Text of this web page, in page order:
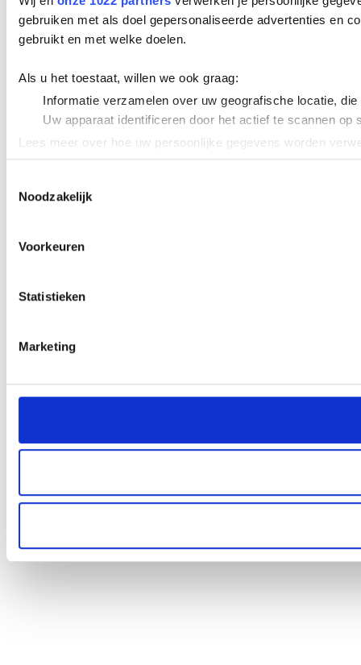
gebruiken met als doel gepersonaliseerde advertenties en
gebruikt en met welke doelen.
Als u het toestaat, willen we ook graag:
Informatie verzamelen over uw geografische locatie,
Uw apparaat identificeren door het actief te scannen op
Lees meer over hoe uw persoonlijke gegevens worden
We gebruiken cookies om content en advertenties te
verstrekt of die ze hebben verzameld op basis van uw
Noodzakelijk
Voorkeuren
Statistieken
Marketing